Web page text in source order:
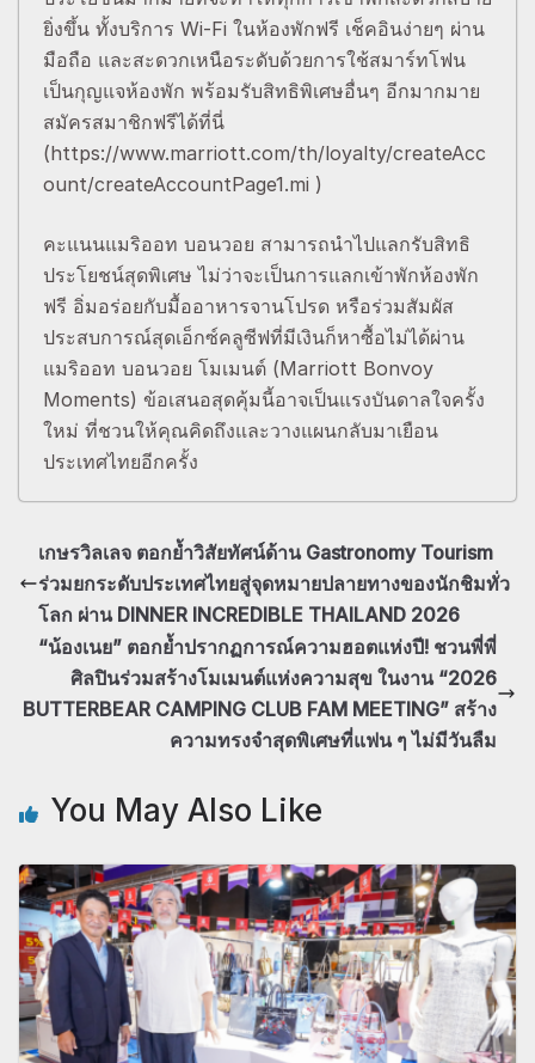
ยิ่งขึ้น ทั้งบริการ Wi-Fi ในห้องพักฟรี เช็คอินง่ายๆ ผ่าน
มือถือ และสะดวกเหนือระดับด้วยการใช้สมาร์ทโฟน
เป็นกุญแจห้องพัก พร้อมรับสิทธิพิเศษอื่นๆ อีกมากมาย
สมัครสมาชิกฟรีได้ที่นี่
(https://www.marriott.com/th/loyalty/createAcc
ount/createAccountPage1.mi )
คะแนนแมริออท บอนวอย สามารถนำไปแลกรับสิทธิ
ประโยชน์สุดพิเศษ ไม่ว่าจะเป็นการแลกเข้าพักห้องพัก
ฟรี อิ่มอร่อยกับมื้ออาหารจานโปรด หรือร่วมสัมผัส
ประสบการณ์สุดเอ็กซ์คลูซีฟที่มีเงินก็หาซื้อไม่ได้ผ่าน
แมริออท บอนวอย โมเมนต์ (Marriott Bonvoy
Moments) ข้อเสนอสุดคุ้มนี้อาจเป็นแรงบันดาลใจครั้ง
ใหม่ ที่ชวนให้คุณคิดถึงและวางแผนกลับมาเยือน
ประเทศไทยอีกครั้ง
เกษรวิลเลจ ตอกย้ำวิสัยทัศน์ด้าน Gastronomy Tourism
ร่วมยกระดับประเทศไทยสู่จุดหมายปลายทางของนักชิมทั่ว
โลก ผ่าน DINNER INCREDIBLE THAILAND 2026
“น้องเนย” ตอกย้ำปรากฏการณ์ความฮอตแห่งปี! ชวนพี่พี่
ศิลปินร่วมสร้างโมเมนต์แห่งความสุข ในงาน “2026
BUTTERBEAR CAMPING CLUB FAM MEETING” สร้าง
ความทรงจำสุดพิเศษที่แฟน ๆ ไม่มีวันลืม
You May Also Like